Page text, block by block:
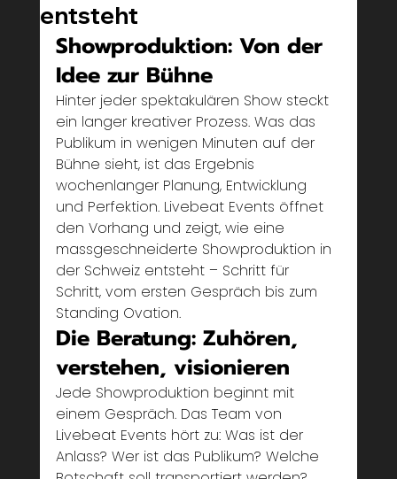
entsteht
Showproduktion: Von der
Idee zur Bühne
Hinter jeder spektakulären Show steckt
ein langer kreativer Prozess. Was das
Publikum in wenigen Minuten auf der
Bühne sieht, ist das Ergebnis
wochenlanger Planung, Entwicklung
und Perfektion. Livebeat Events öffnet
den Vorhang und zeigt, wie eine
massgeschneiderte Showproduktion in
der Schweiz entsteht – Schritt für
Schritt, vom ersten Gespräch bis zum
Standing Ovation.
Die Beratung: Zuhören,
verstehen, visionieren
Jede Showproduktion beginnt mit
einem Gespräch. Das Team von
Livebeat Events hört zu: Was ist der
Anlass? Wer ist das Publikum? Welche